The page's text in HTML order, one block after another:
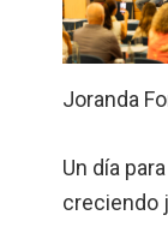
Joranda
Un día
creciendo